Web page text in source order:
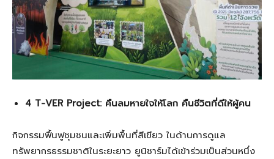
4 T-VER Project: คืนลมหายใจให้โลก คืนชีวิตที่ดีให้ผู้คน
กิจกรรมฟื้นฟูชุมชนและเพิ่มพื้นที่สีเขียว ในด้านการดูแล
ทรัพยากรธรรมชาติในระยะยาว ยูนิชาร์มได้เข้าร่วมเป็นส่วนหนึ่ง